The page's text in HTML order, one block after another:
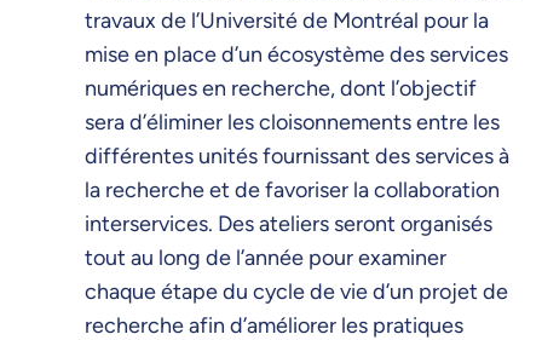
travaux de l’Université de Montréal pour la
mise en place d’un écosystème des services
numériques en recherche, dont l’objectif
sera d’éliminer les cloisonnements entre les
différentes unités fournissant des services à
la recherche et de favoriser la collaboration
interservices. Des ateliers seront organisés
tout au long de l’année pour examiner
chaque étape du cycle de vie d’un projet de
recherche afin d’améliorer les pratiques